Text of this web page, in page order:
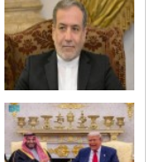
شنودة عن عمر ناهز 83 عامًا